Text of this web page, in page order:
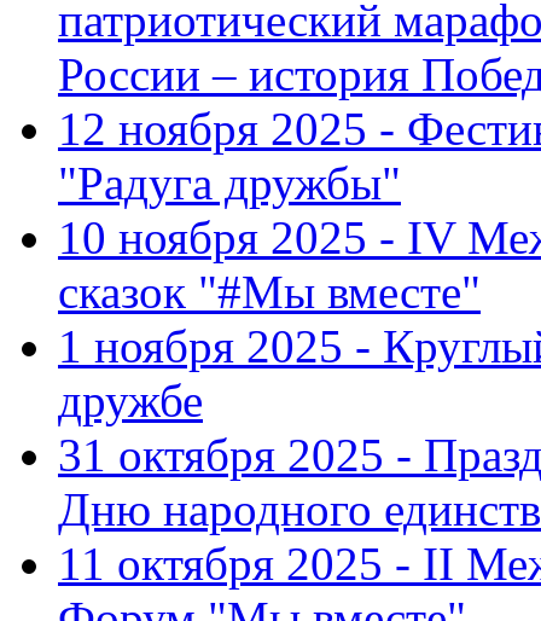
патриотический
России – история
12 ноября 2025 -
"Радуга дружбы"
10 ноября 2025 - IV
сказок "#Мы вместе"
1 ноября 2025 -
дружбе
31 октября 2025 -
Дню народного
11 октября 2025 - II